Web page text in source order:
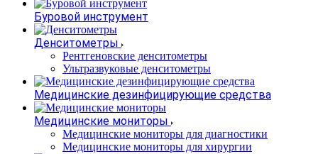
Буровой инструмент
Денситометры
Рентгеновские денситометры
Ультразвуковые денситометры
Медицинские дезинфицирующие средства
Медицинские мониторы
Медицинские мониторы для диагностики
Медицинские мониторы для хирургии